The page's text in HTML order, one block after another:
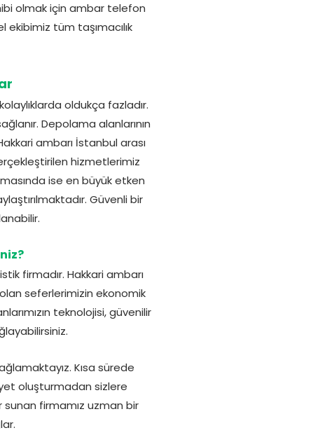
olmak için ambar telefon
tüm taşımacılık
oldukça fazladır.
Depolama alanlarının
ambarı İstanbul arası
hizmetlerimiz
ise en büyük etken
Güvenli bir
firmadır. Hakkari ambarı
seferlerimizin ekonomik
teknolojisi, güvenilir
Kısa sürede
oluşturmadan sizlere
firmamız uzman bir